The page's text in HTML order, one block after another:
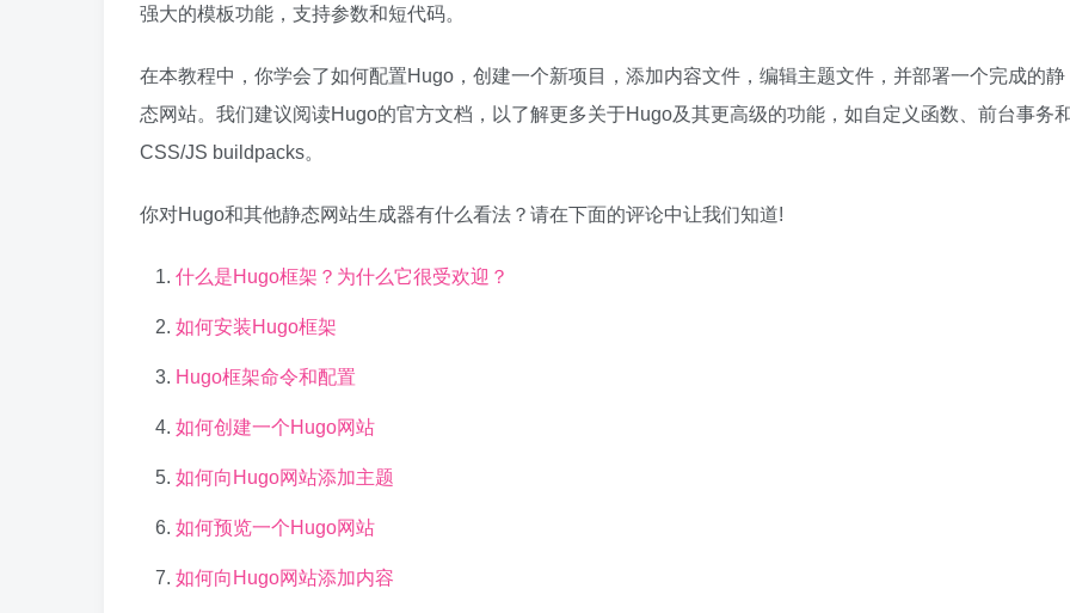
强大的模板功能，支持参数和短代码。
在本教程中，你学会了如何配置Hugo，创建一个新项目，添加内容文件，编辑主题文件，并部署一个完成的静
态网站。我们建议阅读Hugo的官方文档，以了解更多关于Hugo及其更高级的功能，如自定义函数、前台事务
CSS/JS buildpacks。
你对Hugo和其他静态网站生成器有什么看法？请在下面的评论中让我们知道!
什么是Hugo框架？为什么它很受欢迎？
如何安装Hugo框架
Hugo框架命令和配置
如何创建一个Hugo网站
如何向Hugo网站添加主题
如何预览一个Hugo网站
如何向Hugo网站添加内容